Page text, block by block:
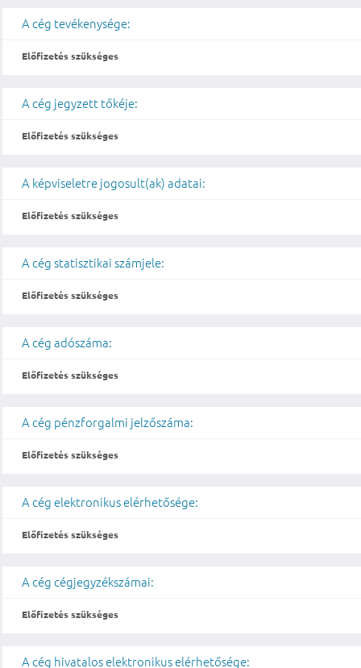
A cég tevékenysége:
Előfizetés szükséges
A cég jegyzett tőkéje:
Előfizetés szükséges
A képviseletre jogosult(ak) adatai:
Előfizetés szükséges
A cég statisztikai számjele:
Előfizetés szükséges
A cég adószáma:
Előfizetés szükséges
A cég pénzforgalmi jelzőszáma:
Előfizetés szükséges
A cég elektronikus elérhetősége:
Előfizetés szükséges
A cég cégjegyzékszámai:
Előfizetés szükséges
A cég hivatalos elektronikus elérhetősége: